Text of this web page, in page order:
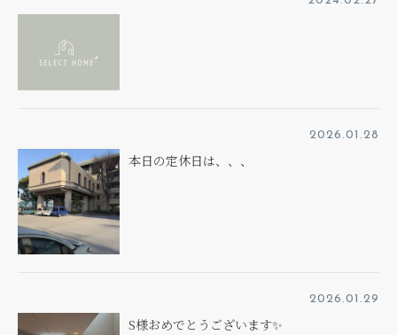
2026.01.28
本日の定休日は、、、
2026.01.29
S様おめでとうございます✨